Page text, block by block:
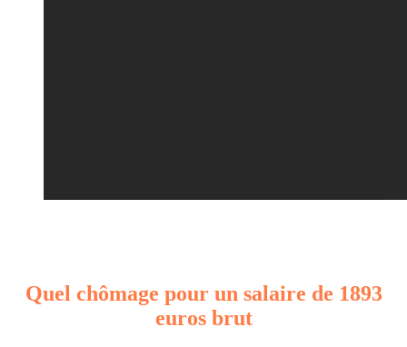
Quel chômage pour un salaire de 1893
euros brut